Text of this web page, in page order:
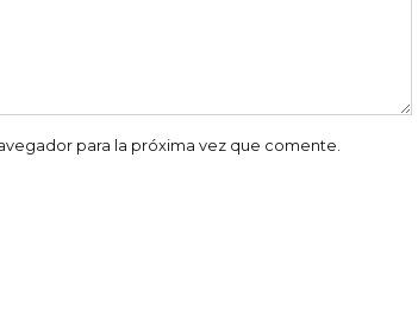
para la próxima vez que comente.